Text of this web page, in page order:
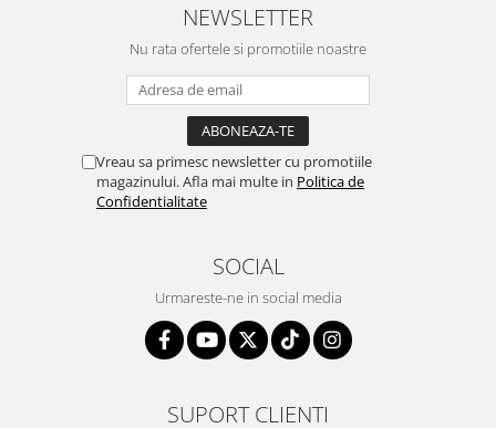
NEWSLETTER
Nu rata ofertele si promotiile noastre
Vreau sa primesc newsletter cu promotiile
magazinului. Afla mai multe in Politica de
Confidentialitate
SOCIAL
Urmareste-ne in social media
SUPORT CLIENTI